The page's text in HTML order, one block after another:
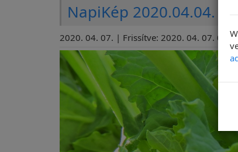
NapiKép 2020.04.04.
2020. 04. 07. | Frissítve: 2020. 04. 07.